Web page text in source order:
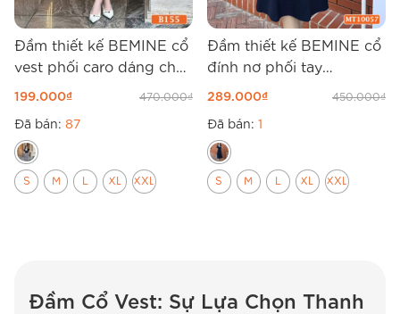
Đầm thiết kế BEMINE cổ
vest phối caro dáng chữ
A phù hợp đi làm B155
199.000₫ 470.000₫
Đã bán: 87
S M L XL XXL
Đầm thiết kế BEMINE cổ
đính nơ phối tay
MT10057
289.000₫ 450.000₫
Đã bán: 1
S M L XL XXL
Đầm Cổ Vest: Sự Lựa Chọn Thanh